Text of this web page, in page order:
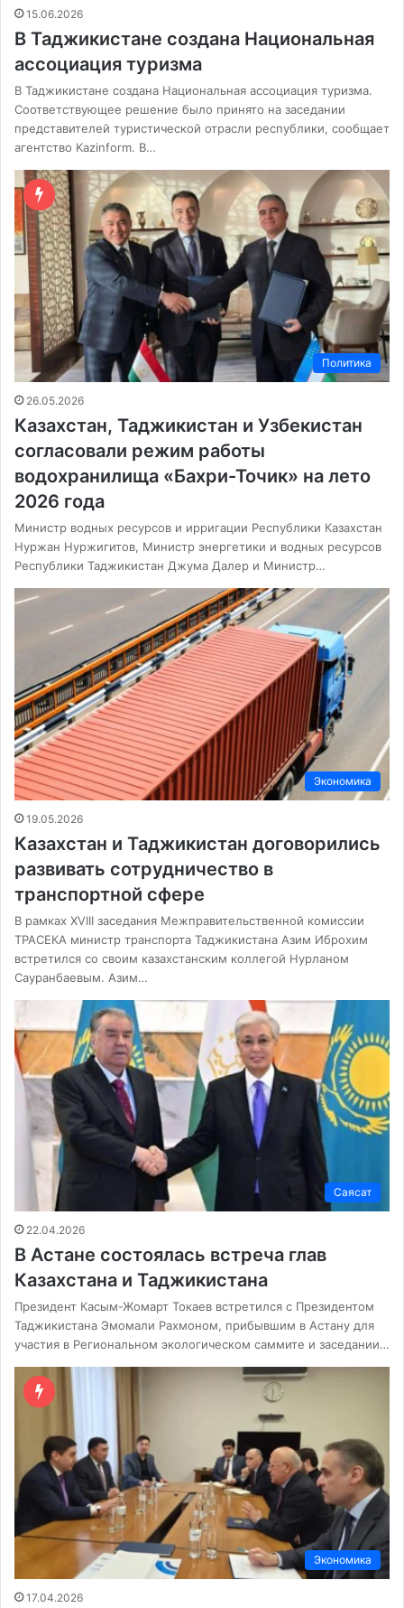
15.06.2026
В Таджикистане создана Национальная
ассоциация туризма
В Таджикистане создана Национальная ассоциация туризма.
Соответствующее решение было принято на заседании
представителей туристической отрасли республики, сообщает
агентство Kazinform. В…
Политика
26.05.2026
Казахстан, Таджикистан и Узбекистан
согласовали режим работы
водохранилища «Бахри-Точик» на лето
2026 года
Министр водных ресурсов и ирригации Республики Казахстан
Нуржан Нуржигитов, Министр энергетики и водных ресурсов
Республики Таджикистан Джума Далер и Министр…
Экономика
19.05.2026
Казахстан и Таджикистан договорились
развивать сотрудничество в
транспортной сфере
В рамках XVIII заседания Межправительственной комиссии
ТРАСЕКА министр транспорта Таджикистана Азим Иброхим
встретился со своим казахстанским коллегой Нурланом
Сауранбаевым. Азим…
Саясат
22.04.2026
​В Астане состоялась встреча глав
Казахстана и Таджикистана
Президент Касым-Жомарт Токаев встретился с Президентом
Таджикистана Эмомали Рахмоном, прибывшим в Астану для
участия в Региональном экологическом саммите и заседании…
Экономика
17.04.2026